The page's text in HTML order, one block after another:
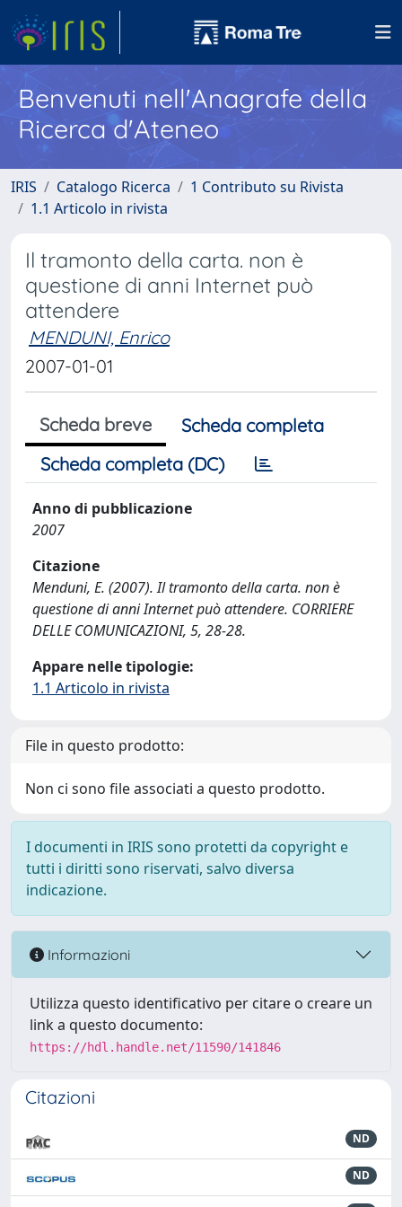
Benvenuti nell'Anagrafe della
Ricerca d'Ateneo
IRIS Catalogo Ricerca
1 Contributo su Rivista
1.1 Articolo in rivista
Il tramonto della carta. non è
questione di anni Internet può
attendere
MENDUNI, Enrico
2007-01-01
Scheda breve
Scheda completa
Scheda completa (DC)
Anno di pubblicazione
2007
Citazione
Menduni, E. (2007). Il tramonto della carta. non è
questione di anni Internet può attendere. CORRIERE
DELLE COMUNICAZIONI, 5, 28-28.
Appare nelle tipologie:
1.1 Articolo in rivista
File in questo prodotto:
Non ci sono file associati a questo prodotto.
I documenti in IRIS sono protetti da copyright e
tutti i diritti sono riservati, salvo diversa
indicazione.
Informazioni
Utilizza questo identificativo per citare o creare un
link a questo documento:
https://hdl.handle.net/11590/141846
Citazioni
ND
ND